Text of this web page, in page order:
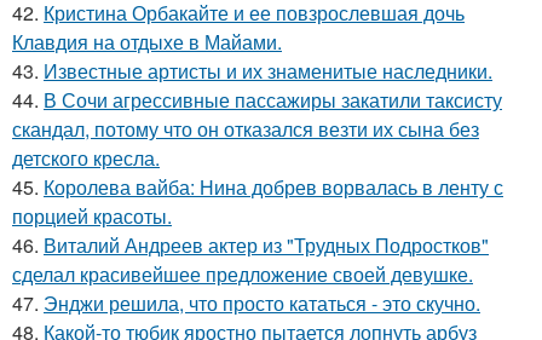
42. Кристина Орбакайте и ее повзрослевшая дочь
Клавдия на отдыхе в Майами.
43. Известные артисты и их знаменитые наследники.
44. В Сочи агрессивные пассажиры закатили таксисту
скандал, потому что он отказался везти их сына без
детского кресла.
45. Королева вайба: Нина добрев ворвалась в ленту с
порцией красоты.
46. Виталий Андреев актер из "Трудных Подростков"
сделал красивейшее предложение своей девушке.
47. Энджи решила, что просто кататься - это скучно.
48. Какой-то тюбик яростно пытается лопнуть арбуз